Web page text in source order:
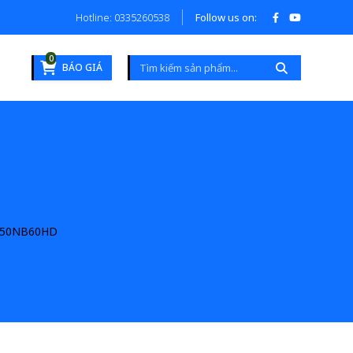
Hotline: 0335260538 Follow us on:
0
BÁO GIÁ